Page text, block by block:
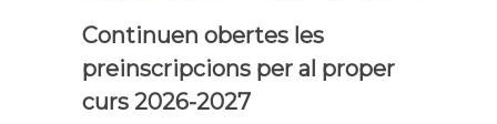
Continuen obertes les
preinscripcions per al proper
curs 2026-2027